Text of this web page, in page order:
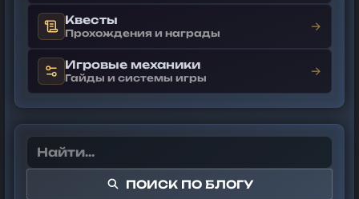
Квесты
Прохождения и награды →
Игровые механики
Гайды и системы игры →
ПОИСК ПО БЛОГУ